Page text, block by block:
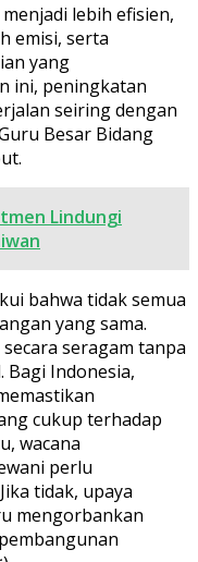
lebih efisien,
emisi, serta
yang
ini, peningkatan
seiring dengan
Besar Bidang
Lindungi
bahwa tidak semua
yang sama.
seragam tanpa
Indonesia,
cukup terhadap
wacana
perlu
tidak, upaya
mengorbankan